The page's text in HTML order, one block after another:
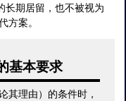
长期居留，也不被视为
方案。
基本要求
其理由）的条件时，